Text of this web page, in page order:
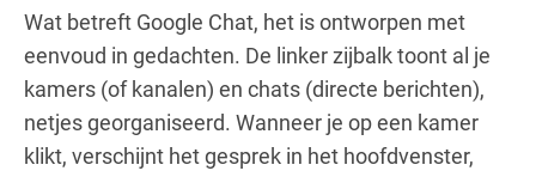
Wat betreft Google Chat, het is ontworpen met
eenvoud in gedachten. De linker zijbalk toont al je
kamers (of kanalen) en chats (directe berichten),
netjes georganiseerd. Wanneer je op een kamer
klikt, verschijnt het gesprek in het hoofdvenster,